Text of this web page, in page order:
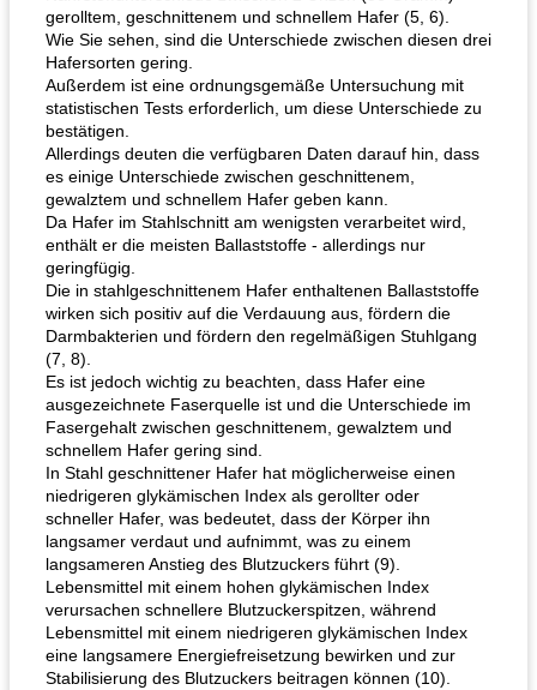
gerolltem, geschnittenem und schnellem Hafer (5, 6).
Wie Sie sehen, sind die Unterschiede zwischen diesen drei
Hafersorten gering.
Außerdem ist eine ordnungsgemäße Untersuchung mit
statistischen Tests erforderlich, um diese Unterschiede zu
bestätigen.
Allerdings deuten die verfügbaren Daten darauf hin, dass
es einige Unterschiede zwischen geschnittenem,
gewalztem und schnellem Hafer geben kann.
Da Hafer im Stahlschnitt am wenigsten verarbeitet wird,
enthält er die meisten Ballaststoffe - allerdings nur
geringfügig.
Die in stahlgeschnittenem Hafer enthaltenen Ballaststoffe
wirken sich positiv auf die Verdauung aus, fördern die
Darmbakterien und fördern den regelmäßigen Stuhlgang
(7, 8).
Es ist jedoch wichtig zu beachten, dass Hafer eine
ausgezeichnete Faserquelle ist und die Unterschiede im
Fasergehalt zwischen geschnittenem, gewalztem und
schnellem Hafer gering sind.
In Stahl geschnittener Hafer hat möglicherweise einen
niedrigeren glykämischen Index als gerollter oder
schneller Hafer, was bedeutet, dass der Körper ihn
langsamer verdaut und aufnimmt, was zu einem
langsameren Anstieg des Blutzuckers führt (9).
Lebensmittel mit einem hohen glykämischen Index
verursachen schnellere Blutzuckerspitzen, während
Lebensmittel mit einem niedrigeren glykämischen Index
eine langsamere Energiefreisetzung bewirken und zur
Stabilisierung des Blutzuckers beitragen können (10).